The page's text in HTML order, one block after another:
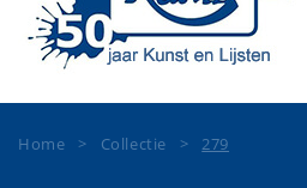
Home > Collectie >279